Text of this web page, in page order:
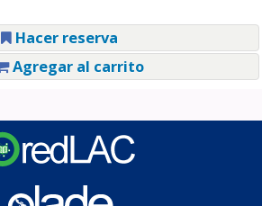
Hacer reserva
Agregar al carrito